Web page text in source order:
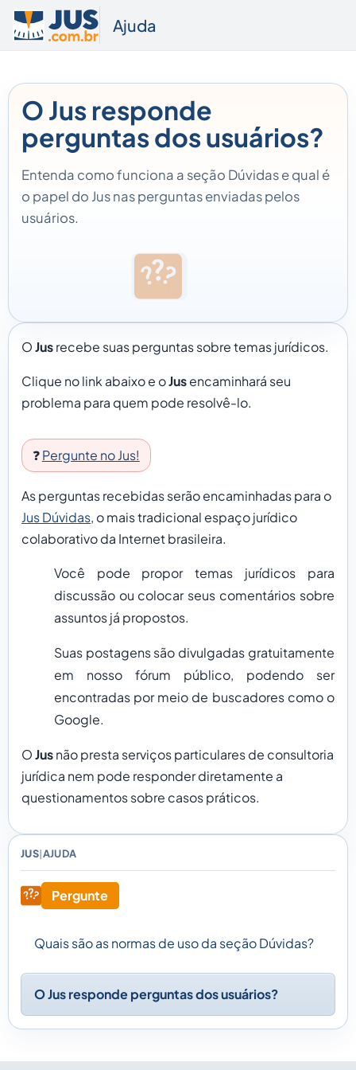
Ajuda
JUS|AJUDA
Pergunte
Quais são as normas de uso da seção Dúvidas?
O Jus responde perguntas dos usuários?
O Jus responde
perguntas dos usuários?
Entenda como funciona a seção Dúvidas e qual é
o papel do Jus nas perguntas enviadas pelos
usuários.
OJusrecebe suas perguntas sobre temas jurídicos.
Clique no link abaixo e oJusencaminhará seu
problema para quem pode resolvê-lo.
❓Pergunte no Jus!
As perguntas recebidas serão encaminhadas para o
Jus Dúvidas, o mais tradicional espaço jurídico
colaborativo da Internet brasileira.
Você pode propor temas jurídicos para
discussão ou colocar seus comentários sobre
assuntos já propostos.
Suas postagens são divulgadas gratuitamente
em nosso fórum público, podendo ser
encontradas por meio de buscadores como o
Google.
OJusnão presta serviços particulares de consultoria
jurídica nem pode responder diretamente a
questionamentos sobre casos práticos.